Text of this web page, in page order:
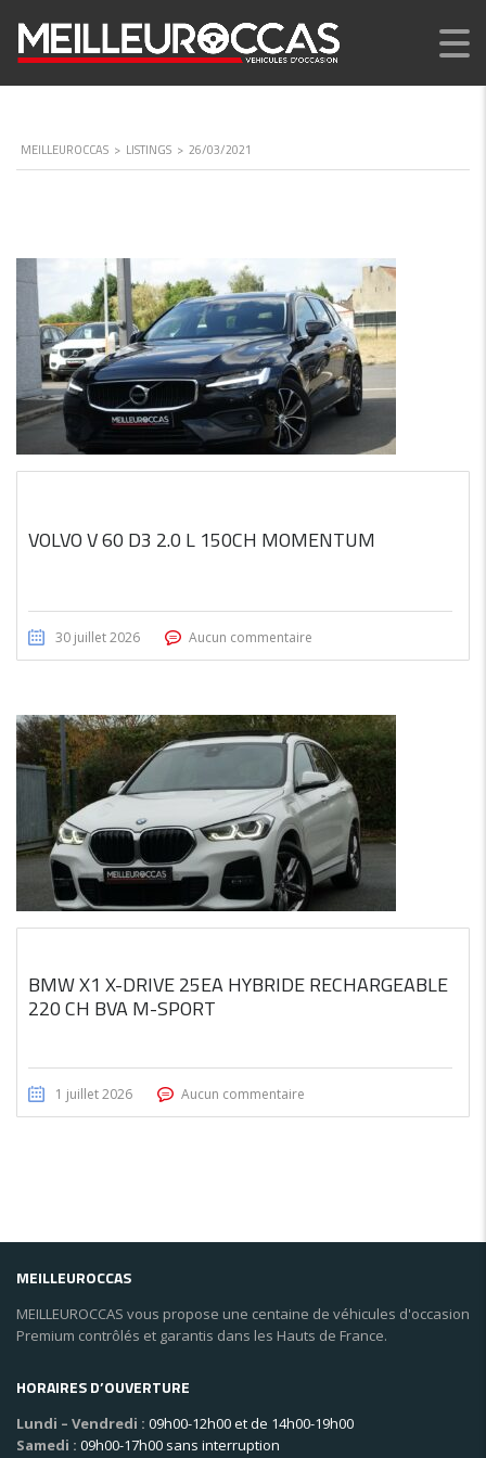
MEILLEUROCCAS > LISTINGS > 26/03/2021
VOLVO V 60 D3 2.0 L 150CH MOMENTUM
30 juillet 2026 Aucun commentaire
BMW X1 X-DRIVE 25EA HYBRIDE RECHARGEABLE
220 CH BVA M-SPORT
1 juillet 2026 Aucun commentaire
MEILLEUROCCAS
MEILLEUROCCAS vous propose une centaine de véhicules d'occasion
Premium contrôlés et garantis dans les Hauts de France.
HORAIRES D’OUVERTURE
Lundi – Vendredi : 09h00-12h00 et de 14h00-19h00
Samedi : 09h00-17h00 sans interruption